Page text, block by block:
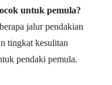
untuk pemula?
jalur pendakian
tingkat kesulitan
pendaki pemula.